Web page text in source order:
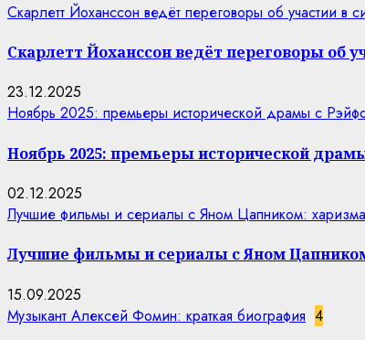
Скарлетт Йоханссон ведёт переговоры об участии в
Скарлетт Йоханссон ведёт переговоры об
23.12.2025
Ноябрь 2025: премьеры исторической драмы с
Ноябрь 2025: премьеры исторической
02.12.2025
Лучшие фильмы и сериалы с Яном Цапником: харизма
Лучшие фильмы и сериалы с Яном
15.09.2025
Музыкант Алексей Фомин: краткая биография 4